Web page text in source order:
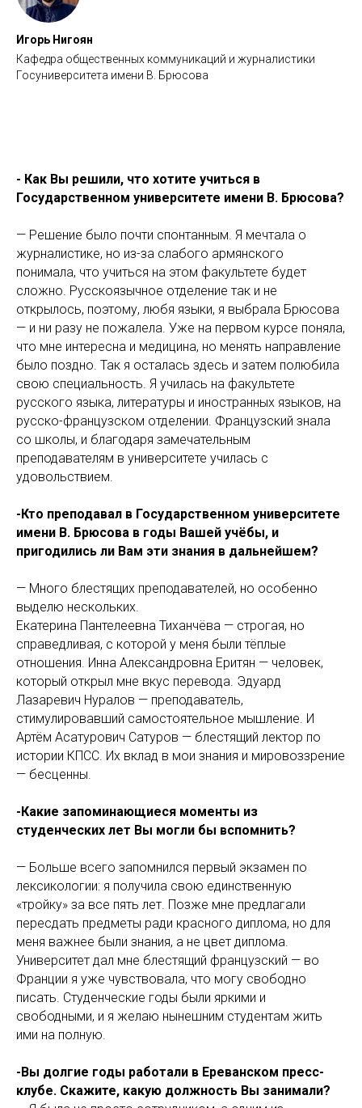
Игорь Нигоян
Кафедра общественных коммуникаций и журналистики
Госуниверситета имени В. Брюсова
- Как Вы решили, что хотите учиться в
Государственном университете имени В. Брюсова?
— Решение было почти спонтанным. Я мечтала о
журналистике, но из-за слабого армянского
понимала, что учиться на этом факультете будет
сложно. Русскоязычное отделение так и не
открылось, поэтому, любя языки, я выбрала Брюсова
— и ни разу не пожалела. Уже на первом курсе поняла,
что мне интересна и медицина, но менять направление
было поздно. Так я осталась здесь и затем полюбила
свою специальность. Я училась на факультете
русского языка, литературы и иностранных языков, на
русско-французском отделении. Французский знала
со школы, и благодаря замечательным
преподавателям в университете училась с
удовольствием.
-Кто преподавал в Государственном университете
имени В. Брюсова в годы Вашей учёбы, и
пригодились ли Вам эти знания в дальнейшем?
— Много блестящих преподавателей, но особенно
выделю нескольких.
Екатерина Пантелеевна Тиханчёва — строгая, но
справедливая, с которой у меня были тёплые
отношения. Инна Александровна Еритян — человек,
который открыл мне вкус перевода. Эдуард
Лазаревич Нуралов — преподаватель,
стимулировавший самостоятельное мышление. И
Артём Асатурович Сатуров — блестящий лектор по
истории КПСС. Их вклад в мои знания и мировоззрение
— бесценны.
-Какие запоминающиеся моменты из
студенческих лет Вы могли бы вспомнить?
— Больше всего запомнился первый экзамен по
лексикологии: я получила свою единственную
«тройку» за все пять лет. Позже мне предлагали
пересдать предметы ради красного диплома, но для
меня важнее были знания, а не цвет диплома.
Университет дал мне блестящий французский — во
Франции я уже чувствовала, что могу свободно
писать. Студенческие годы были яркими и
свободными, и я желаю нынешним студентам жить
ими на полную.
-Вы долгие годы работали в Ереванском пресс-
клубе. Скажите, какую должность Вы занимали?